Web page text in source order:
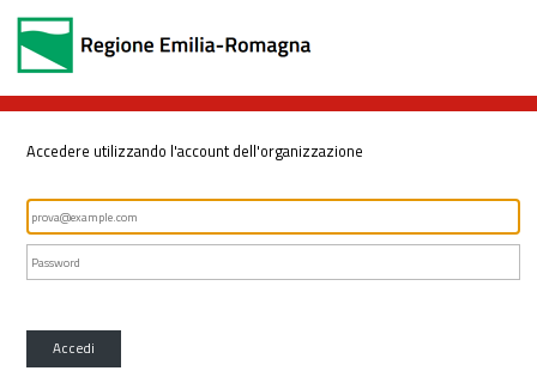
Accedere utilizzando l'account dell'organizzazione
Accedi